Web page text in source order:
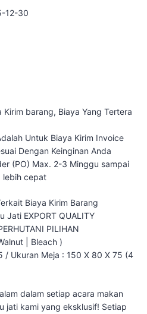
12-30
barang, Biaya Yang Tertera
Untuk Biaya Kirim Invoice
Dengan Keinginan Anda
(PO) Max. 2-3 Minggu sampai
lebih cepat
Biaya Kirim Barang
Jati EXPORT QUALITY
PILIHAN
| Bleach )
Ukuran Meja : 150 X 80 X 75 (4
dalam setiap acara makan
jati kami yang eksklusif! Setiap